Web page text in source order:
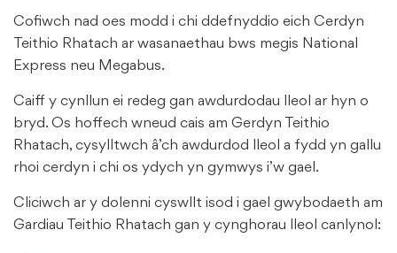
Cofiwch nad oes modd i chi ddefnyddio eich Cerdyn
Teithio Rhatach ar wasanaethau bws megis National
Express neu Megabus.
Caiff y cynllun ei redeg gan awdurdodau lleol ar hyn o
bryd. Os hoffech wneud cais am Gerdyn Teithio
Rhatach, cysylltwch â’ch awdurdod lleol a fydd yn gallu
rhoi cerdyn i chi os ydych yn gymwys i’w gael.
Cliciwch ar y dolenni cyswllt isod i gael gwybodaeth am
Gardiau Teithio Rhatach gan y cynghorau lleol canlynol: